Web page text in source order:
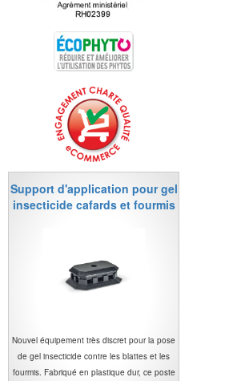
Support d'application pour gel
insecticide cafards et fourmis
Nouvel équipement très discret pour la pose
de gel insecticide contre les blattes et les
fourmis. Fabriqué en plastique dur, ce poste